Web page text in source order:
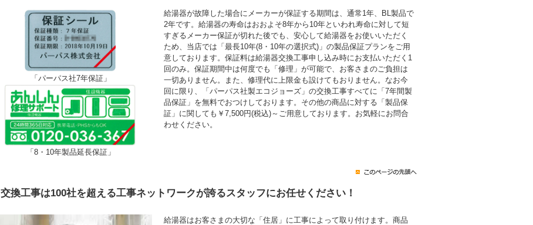
「パーパス社7年保証」
「8・10年製品延長保証」
給湯器が故障した場合にメーカーが保証する期間は、通常1年、BL製品で
2年です。給湯器の寿命はおおよそ8年から10年といわれ寿命に対して短
すぎるメーカー保証が切れた後でも、安心して給湯器をお使いいただく
ため、当店では「最長10年(8・10年の選択式)」の製品保証プランをご用
意しております。保証料は給湯器交換工事申し込み時にお支払いただく1
回のみ。保証期間中は何度でも「修理」が可能で、お客さまのご負担は
一切ありません。また、修理代に上限金も設けてもおりません。なお今
回に限り、「パーパス社製エコジョーズ」の交換工事すべてに「7年間製
品保証」を無料でおつけしております。その他の商品に対する「製品保
証」に関しても￥7,500円(税込)～ご用意しております。お気軽にお問合
わせください。
交換工事は100社を超える工事ネットワークが誇るスタッフにお任せください！
給湯器はお客さまの大切な「住居」に工事によって取り付けます。商品